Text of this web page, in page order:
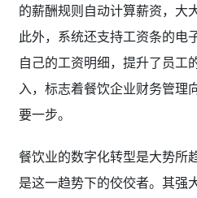
的薪酬规则自动计算薪资，大
此外，系统还支持工资条的电
自己的工资明细，提升了员工
入，标志着餐饮企业财务管理
要一步。
餐饮业的数字化转型是大势所
是这一趋势下的佼佼者。其强